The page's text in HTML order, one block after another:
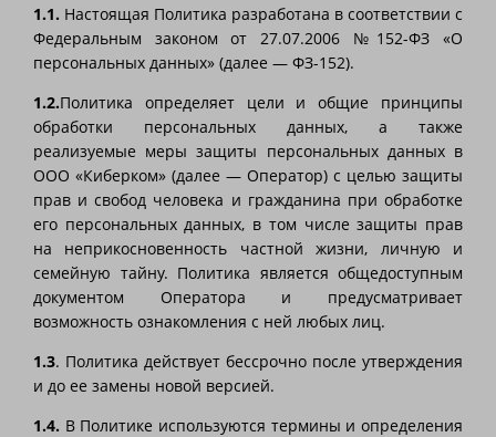
1.1. Настоящая Политика разработана в соответствии с
Федеральным законом от 27.07.2006 №152-ФЗ «О
персональных данных» (далее — ФЗ-152).
1.2.Политика определяет цели и общие принципы
обработки персональных данных, а также
реализуемые меры защиты персональных данных в
ООО «Киберком» (далее — Оператор) с целью защиты
прав и свобод человека и гражданина при обработке
его персональных данных, в том числе защиты прав
на неприкосновенность частной жизни, личную и
семейную тайну. Политика является общедоступным
документом Оператора и предусматривает
возможность ознакомления с ней любых лиц.
1.3. Политика действует бессрочно после утверждения
и до ее замены новой версией.
1.4. В Политике используются термины и определения